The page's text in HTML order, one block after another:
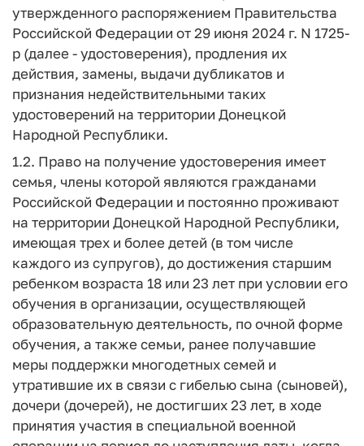
утвержденного распоряжением Правительства
Российской Федерации от 29 июня 2024 г. N 1725-
р (далее - удостоверения), продления их
действия, замены, выдачи дубликатов и
признания недействительными таких
удостоверений на территории Донецкой
Народной Республики.
1.2. Право на получение удостоверения имеет
семья, члены которой являются гражданами
Российской Федерации и постоянно проживают
на территории Донецкой Народной Республики,
имеющая трех и более детей (в том числе
каждого из супругов), до достижения старшим
ребенком возраста 18 или 23 лет при условии его
обучения в организации, осуществляющей
образовательную деятельность, по очной форме
обучения, а также семьи, ранее получавшие
меры поддержки многодетных семей и
утратившие их в связи с гибелью сына (сыновей),
дочери (дочерей), не достигших 23 лет, в ходе
принятия участия в специальной военной